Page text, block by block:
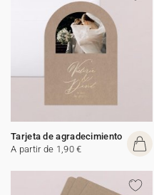
Tarjeta de agradecimiento
A partir de 1,90 €